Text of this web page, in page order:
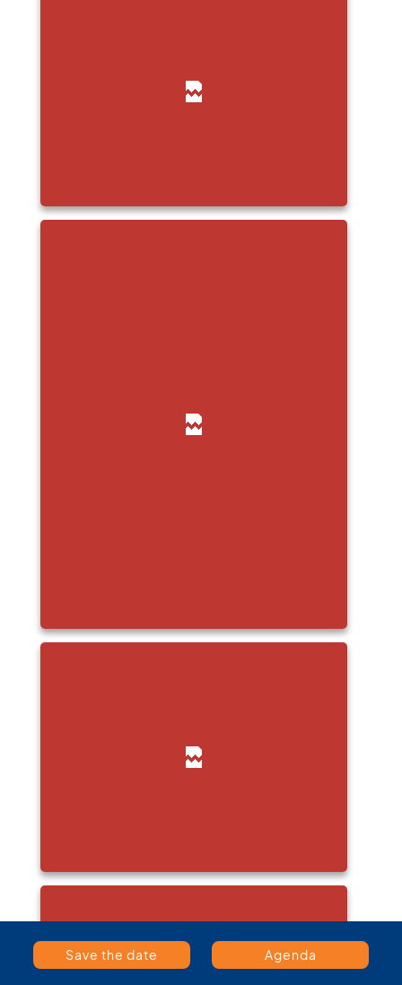
Save the date Agenda